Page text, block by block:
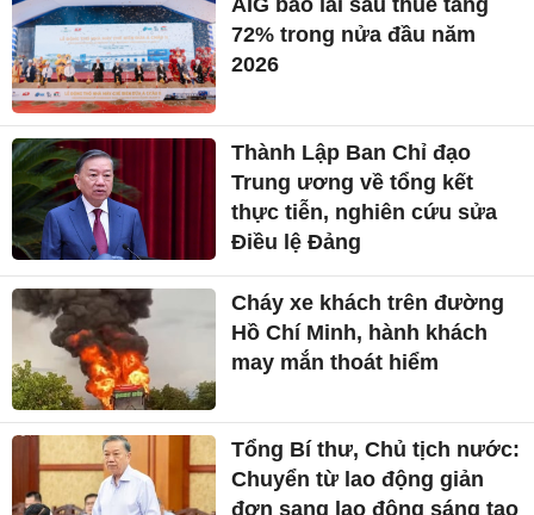
AIG báo lãi sau thuế tăng
72% trong nửa đầu năm
2026
Thành Lập Ban Chỉ đạo
Trung ương về tổng kết
thực tiễn, nghiên cứu sửa
Điều lệ Đảng
Cháy xe khách trên đường
Hồ Chí Minh, hành khách
may mắn thoát hiểm
Tổng Bí thư, Chủ tịch nước:
Chuyển từ lao động giản
đơn sang lao động sáng tạo